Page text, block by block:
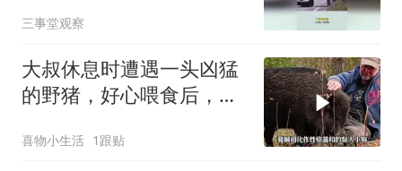
三事堂观察
大叔休息时遭遇一头凶猛
的野猪，好心喂食后，居
喜物小生活 1跟贴